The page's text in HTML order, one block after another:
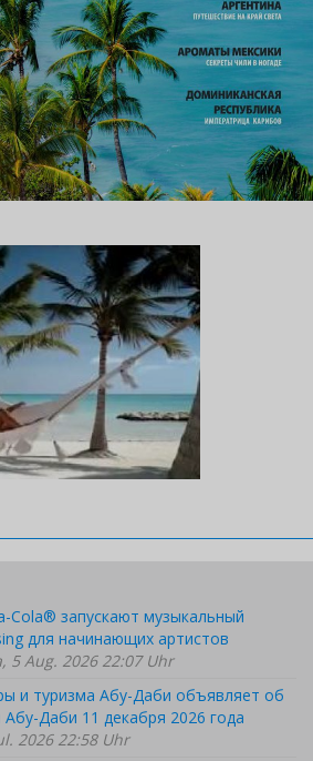
Cola® запускают музыкальный
для начинающих артистов
Aug. 2026 22:07 Uhr
и туризма Абу-Даби объявляет об
Абу-Даби 11 декабря 2026 года
2026 22:58 Uhr